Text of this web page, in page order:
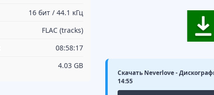
16 бит / 44.1 кГц
FLAC (tracks)
08:58:17
4.03 GB
Скачать Neverlove -
14:55